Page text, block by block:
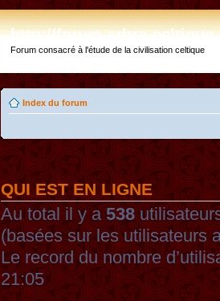
http://forum.arbre-
Forum consacré à l'étude de la civilisation celtique
Index du forum
QUI EST EN LIGNE
Au total il y a538
(basées sur les utilisateurs
Le record du nombre
21:05